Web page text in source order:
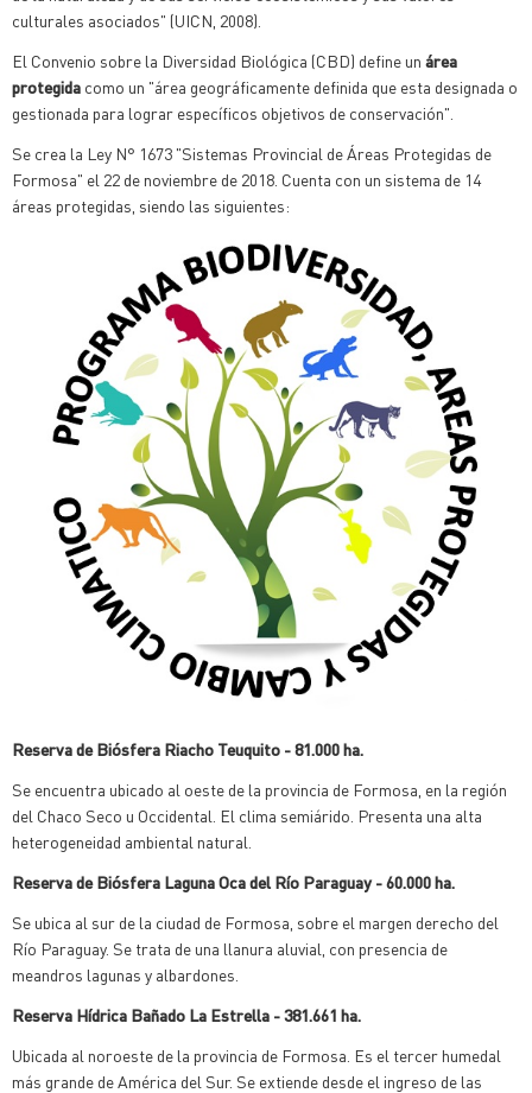
culturales asociados" (UICN, 2008).
El Convenio sobre la Diversidad Biológica (CBD) define un área
protegida como un "área geográficamente definida que esta designada o
gestionada para lograr específicos objetivos de conservación".
Se crea la Ley N° 1673 "Sistemas Provincial de Áreas Protegidas de
Formosa" el 22 de noviembre de 2018. Cuenta con un sistema de 14
áreas protegidas, siendo las siguientes:
Reserva de Biósfera Riacho Teuquito - 81.000 ha.
Se encuentra ubicado al oeste de la provincia de Formosa, en la región
del Chaco Seco u Occidental. El clima semiárido. Presenta una alta
heterogeneidad ambiental natural.
Reserva de Biósfera Laguna Oca del Río Paraguay - 60.000 ha.
Se ubica al sur de la ciudad de Formosa, sobre el margen derecho del
Río Paraguay. Se trata de una llanura aluvial, con presencia de
meandros lagunas y albardones.
Reserva Hídrica Bañado La Estrella - 381.661 ha.
Ubicada al noroeste de la provincia de Formosa. Es el tercer humedal
más grande de América del Sur. Se extiende desde el ingreso de las